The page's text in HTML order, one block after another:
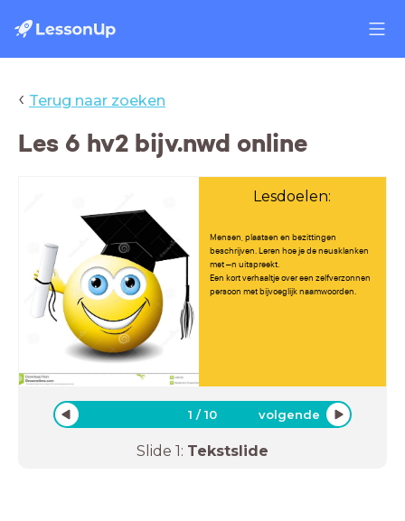
‹ Terug naar zoeken
Les 6 hv2 bijv.nwd online
Lesdoelen:
Mensen, plaatsen en bezittingen
beschrijven. Leren hoe je de neusklanken
met –n uitspreekt.
Een kort verhaaltje over een zelfverzonnen
persoon met bijvoeglijk naamwoorden.
1 /10 volgende
Slide 1: Tekstslide